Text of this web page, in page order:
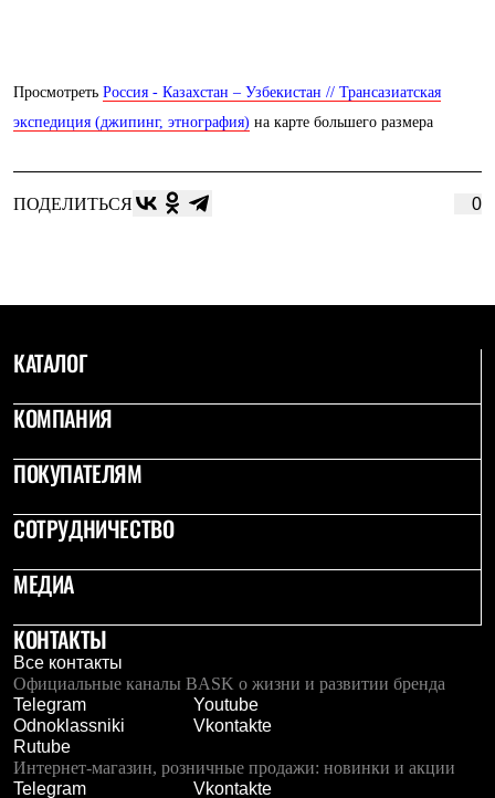
Брюки
Утепленная синтетикой
Брюки
Штормовая одежда
Куртки
Толстовки
Термобелье
Теплое термобелье
Легкое термобелье
Флисовая одежда
Брюки
Утепленная пухом
Комбинезоны
Брюки
Утепленная синтетикой
Комбинезоны
Куртки
Брюки
Лёгкая одежда
Футболки
Толстовки
Просмотреть Россия - Казахстан – Узбекистан // Трансазиатская
экспедиция (джипинг, этнография) на карте большего размера
ПОДЕЛИТЬСЯ 0
КАТАЛОГ
КОМПАНИЯ
ПОКУПАТЕЛЯМ
СОТРУДНИЧЕСТВО
МЕДИА
КОНТАКТЫ
Все контакты
Официальные каналы BASK о жизни и развитии бренда
Telegram
Youtube
Odnoklassniki
Vkontakte
Rutube
Интернет-магазин, розничные продажи: новинки и акции
Telegram
Vkontakte